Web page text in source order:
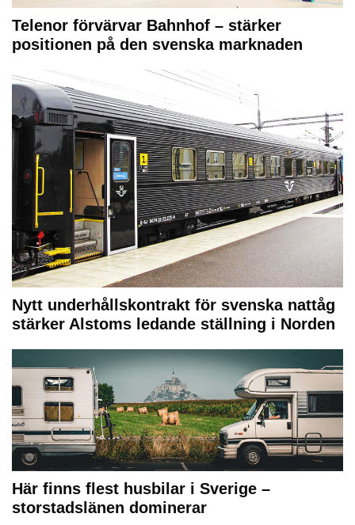
Telenor förvärvar Bahnhof – stärker
positionen på den svenska marknaden
Nytt underhållskontrakt för svenska nattåg
stärker Alstoms ledande ställning i Norden
Här finns flest husbilar i Sverige –
storstadslänen dominerar